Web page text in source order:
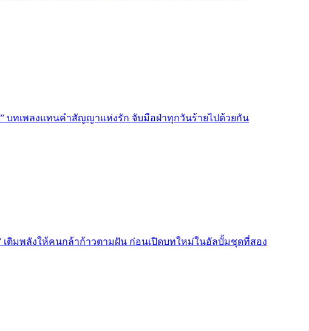
บทเพลงแทนคำสัญญาแห่งรัก จับมือฝ่าทุกวันร้ายไปด้วยกัน
เติมพลังให้คนกล้าก้าวตามฝัน ก่อนเปิดบทใหม่ในอัลบั้มชุดที่สอง